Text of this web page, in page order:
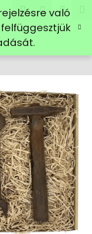
való
Keresés